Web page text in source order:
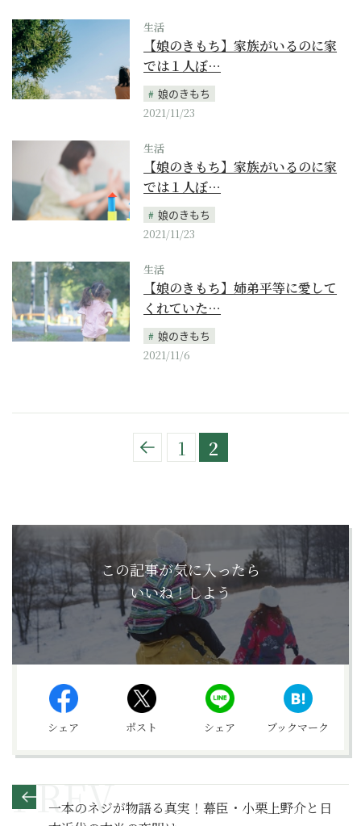
生活
【娘のきもち】家族がいるのに家
では１人ぼ…
娘のきもち
2021/11/23
生活
【娘のきもち】家族がいるのに家
では１人ぼ…
娘のきもち
2021/11/23
生活
【娘のきもち】姉弟平等に愛して
くれていた…
娘のきもち
2021/11/6
1 2
この記事が気に入ったら
いいね！しよう
シェア ポスト シェア ブックマーク
一本のネジが物語る真実！幕臣・小栗上野介と日